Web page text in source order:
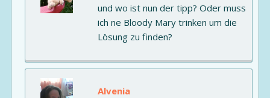
und wo ist nun der tipp? Oder muss
ich ne Bloody Mary trinken um die
Lösung zu finden?
Alvenia